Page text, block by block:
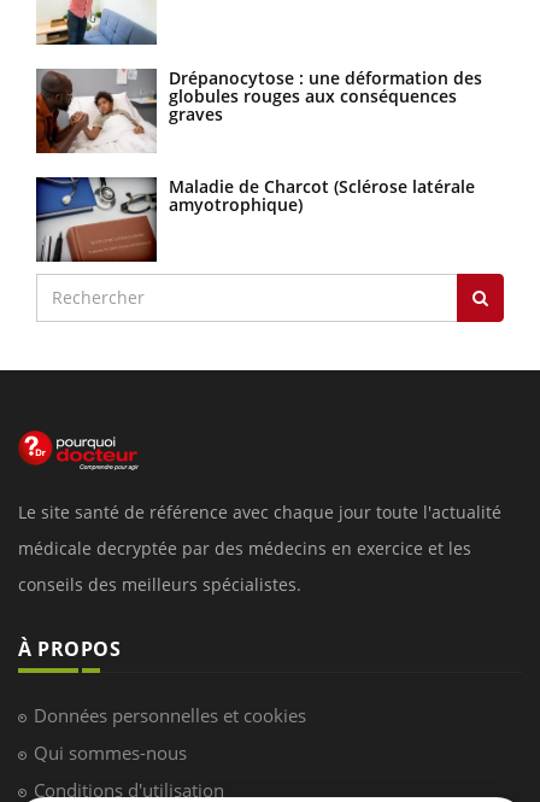
Drépanocytose : une déformation des
globules rouges aux conséquences
graves
Maladie de Charcot (Sclérose latérale
amyotrophique)
Le site santé de référence avec chaque jour toute l'actualité
médicale decryptée par des médecins en exercice et les
conseils des meilleurs spécialistes.
À PROPOS
Données personnelles et cookies
Qui sommes-nous
Conditions d'utilisation